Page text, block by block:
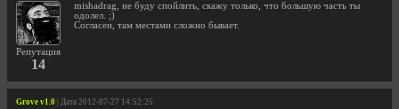
Репутация
14
mishadrag, не буду спойлить, скажу только, что большую часть ты
одолел. ;)
Согласен, там местами сложно бывает.
Grove v1.0 | Дата 2012-07-27 14:52:25